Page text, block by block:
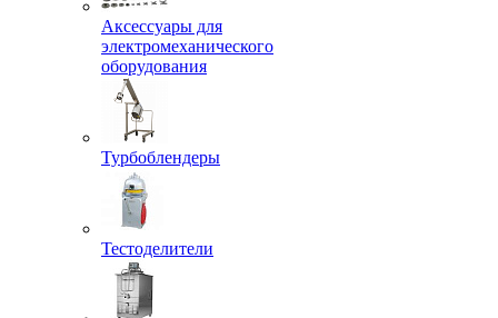
Аксессуары для
электромеханического
оборудования
Турбоблендеры
Тестоделители